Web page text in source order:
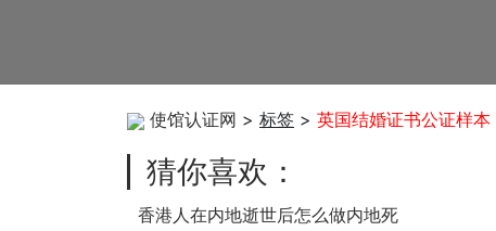
使馆认证网 > 标签 > 英国结婚证书公证样本
猜你喜欢：
香港人在内地逝世后怎么做内地死